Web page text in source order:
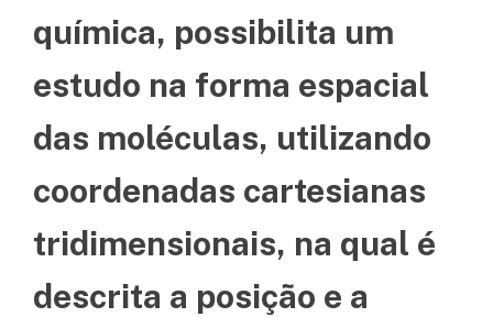
química, possibilita um
estudo na forma espacial
das moléculas, utilizando
coordenadas cartesianas
tridimensionais, na qual é
descrita a posição e a